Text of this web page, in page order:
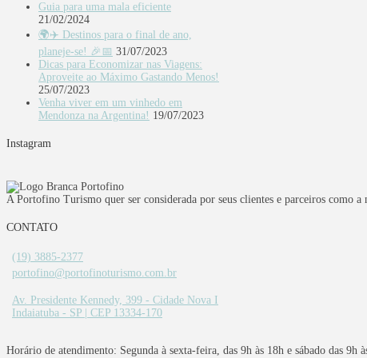
Guia para uma mala eficiente
21/02/2024
🌍✈️ Destinos para o final de ano,
planeje-se! 🎉📅 31/07/2023
Dicas para Economizar nas Viagens:
Aproveite ao Máximo Gastando Menos!
25/07/2023
Venha viver em um vinhedo em
Mendonza na Argentina! 19/07/2023
Instagram
A Portofino Turismo quer ser considerada por seus clientes e parceiros como
CONTATO
(19) 3885-2377
portofino@portofinoturismo.com.br
Av. Presidente Kennedy, 399 - Cidade Nova I
Indaiatuba - SP | CEP 13334-170
Horário de atendimento: Segunda à sexta-feira, das 9h às 18h e sábado das 9h